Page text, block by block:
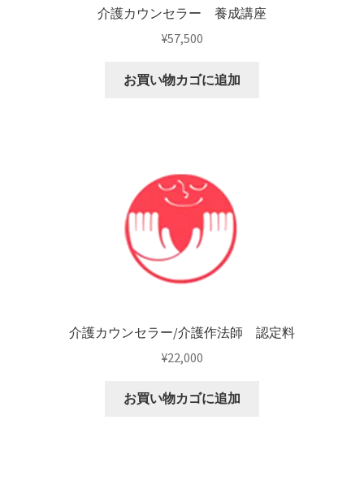
介護カウンセラー 養成講座
¥57,500
お買い物カゴに追加
介護カウンセラー/介護作法師 認定料
¥22,000
お買い物カゴに追加